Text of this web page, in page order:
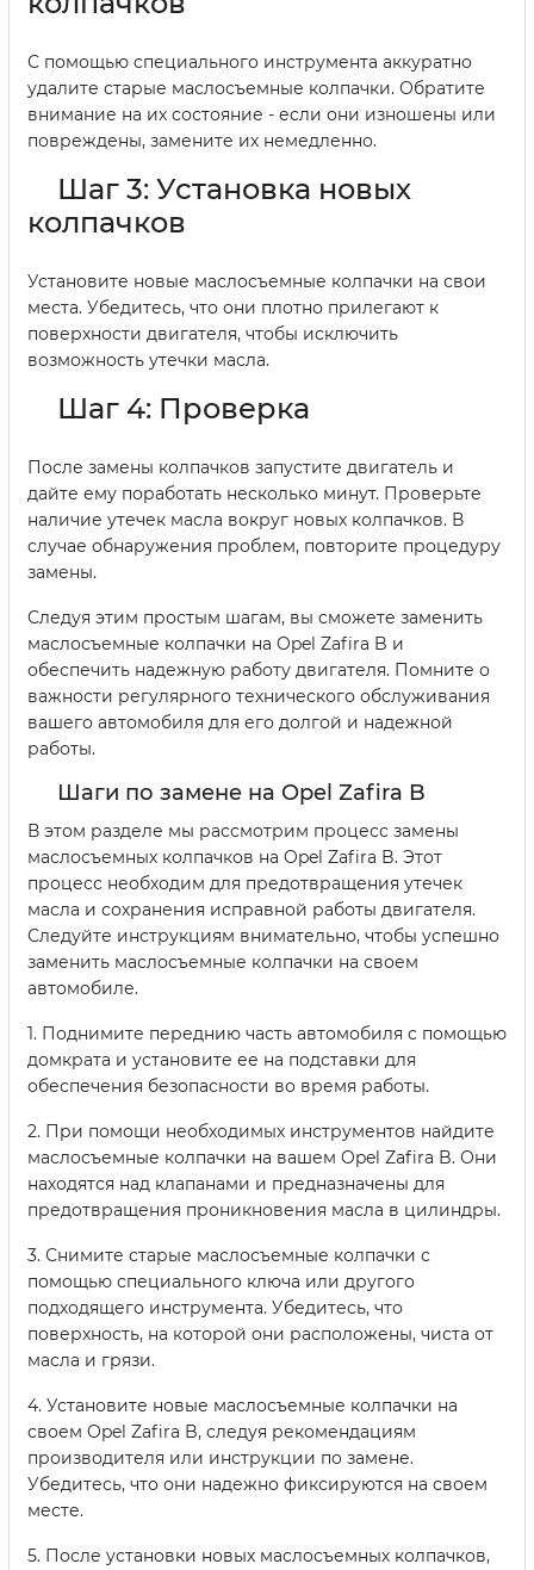
С помощью специального инструмента аккуратно
удалите старые маслосъемные колпачки. Обратите
внимание на их состояние - если они изношены или
повреждены, замените их немедленно.
Шаг 3: Установка новых
колпачков
Установите новые маслосъемные колпачки на свои
места. Убедитесь, что они плотно прилегают к
поверхности двигателя, чтобы исключить
возможность утечки масла.
Шаг 4: Проверка
После замены колпачков запустите двигатель и
дайте ему поработать несколько минут. Проверьте
наличие утечек масла вокруг новых колпачков. В
случае обнаружения проблем, повторите процедуру
замены.
Следуя этим простым шагам, вы сможете заменить
маслосъемные колпачки на Opel Zafira B и
обеспечить надежную работу двигателя. Помните о
важности регулярного технического обслуживания
вашего автомобиля для его долгой и надежной
работы.
Шаги по замене на Opel Zafira B
В этом разделе мы рассмотрим процесс замены
маслосъемных колпачков на Opel Zafira B. Этот
процесс необходим для предотвращения утечек
масла и сохранения исправной работы двигателя.
Следуйте инструкциям внимательно, чтобы успешно
заменить маслосъемные колпачки на своем
автомобиле.
1. Поднимите переднию часть автомобиля с помощью
домкрата и установите ее на подставки для
обеспечения безопасности во время работы.
2. При помощи необходимых инструментов найдите
маслосъемные колпачки на вашем Opel Zafira B. Они
находятся над клапанами и предназначены для
предотвращения проникновения масла в цилиндры.
3. Снимите старые маслосъемные колпачки с
помощью специального ключа или другого
подходящего инструмента. Убедитесь, что
поверхность, на которой они расположены, чиста от
масла и грязи.
4. Установите новые маслосъемные колпачки на
своем Opel Zafira B, следуя рекомендациям
производителя или инструкции по замене.
Убедитесь, что они надежно фиксируются на своем
месте.
5. После установки новых маслосъемных колпачков,